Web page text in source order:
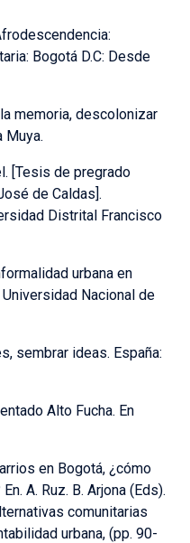
Bogotá D.C: Desde
memoria, descolonizar
Muya.
[Tesis de pregrado
de Caldas].
Distrital Francisco
urbana en
Nacional de
sembrar ideas. España:
Alto Fucha. En
en Bogotá, ¿cómo
A. Ruz. B. Arjona (Eds).
comunitarias
urbana, (pp. 90-